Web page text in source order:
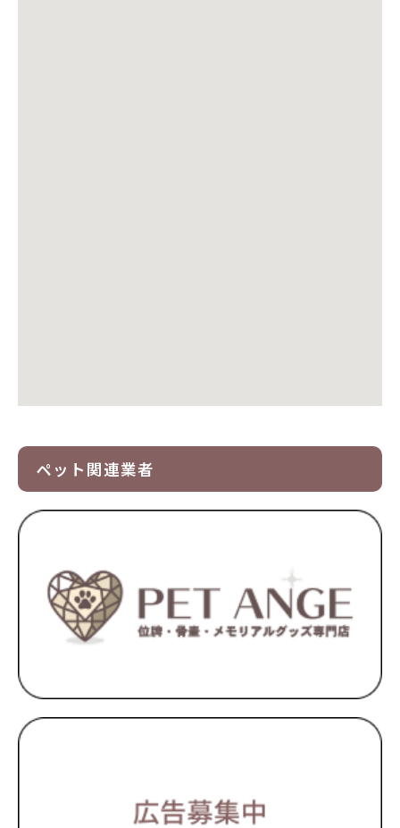
ペット関連業者